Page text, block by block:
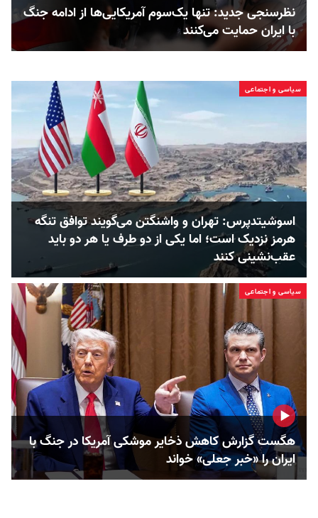
نظرسنجی جدید: تنها یک‌سوم آمریکایی‌ها از ادامه جنگ
با ایران حمایت می‌کنند
سیاسی و اجتماعی
اسوشیتدپرس: تهران و واشنگتن می‌گویند توافق تنگه
هرمز نزدیک است؛ اما یکی از دو طرف یا هر دو باید
عقب‌نشینی کنند
سیاسی و اجتماعی
هگست گزارش کاهش ذخایر موشکی آمریکا در جنگ با
ایران را «خبر جعلی» خواند